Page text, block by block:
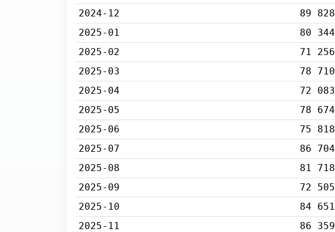
2024-12
89 828
2025-01
80 344
2025-02
71 256
2025-03
78 710
2025-04
72 083
2025-05
78 674
2025-06
75 818
2025-07
86 704
2025-08
81 718
2025-09
72 505
2025-10
84 651
2025-11
86 359